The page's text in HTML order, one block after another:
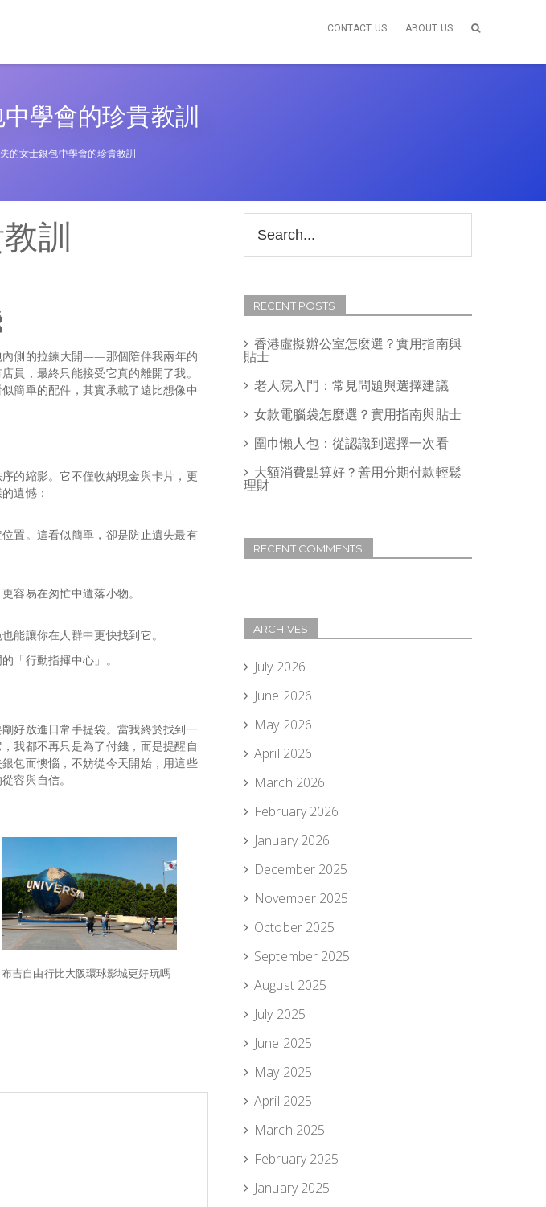
CONTACT US ABOUT US
學會的珍貴教訓
的女士銀包中學會的珍貴教訓
訓
內側的拉鍊大開——那個陪伴我兩年的
員，最終只能接受它真的離開了我。
簡單的配件，其實承載了遠比想像中
的縮影。它不僅收納現金與卡片，更
遺憾：
置。這看似簡單，卻是防止遺失最有
容易在匆忙中遺落小物。
能讓你在人群中更快找到它。
「行動指揮中心」。
好放進日常手提袋。當我終於找到一
我都不再只是為了付錢，而是提醒自
包而懊惱，不妨從今天開始，用這些
容與自信。
布吉自由行比大阪環球影城更好玩嗎
RECENT POSTS
香港虛擬辦公室怎麼選？實用指南與
貼士
老人院入門：常見問題與選擇建議
女款電腦袋怎麼選？實用指南與貼士
圍巾懶人包：從認識到選擇一次看
大額消費點算好？善用分期付款輕鬆
理財
RECENT COMMENTS
ARCHIVES
July 2026
June 2026
May 2026
April 2026
March 2026
February 2026
January 2026
December 2025
November 2025
October 2025
September 2025
August 2025
July 2025
June 2025
May 2025
April 2025
March 2025
February 2025
January 2025